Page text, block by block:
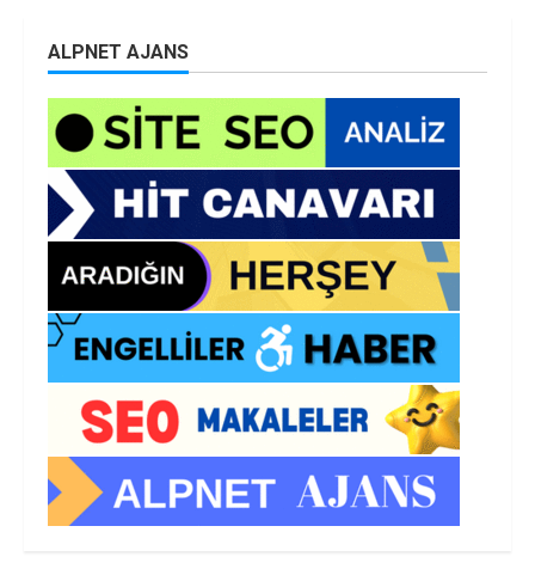
ALPNET AJANS